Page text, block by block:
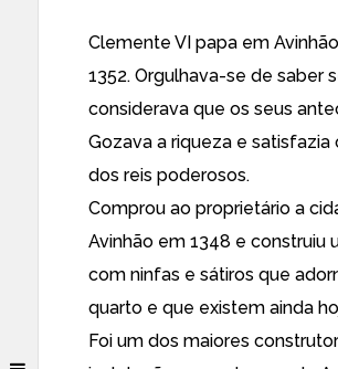
Clemente VI papa em
1352. Orgulhava-se de saber
considerava que os seus
Gozava a riqueza e satisfazia
dos reis poderosos.
Comprou ao proprietário a
Avinhão em 1348 e construiu
com ninfas e sátiros que
quarto e que existem ainda
Foi um dos maiores